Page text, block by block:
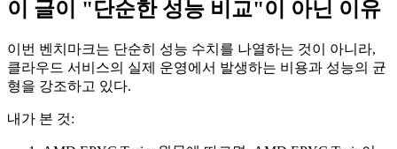
이 글이 "단순한 성능 비교"이 아닌 이유
이번 벤치마크는 단순히 성능 수치를 나열하는 것이 아니라,
클라우드 서비스의 실제 운영에서 발생하는 비용과 성능의 균
형을 강조하고 있다.
내가 본 것: